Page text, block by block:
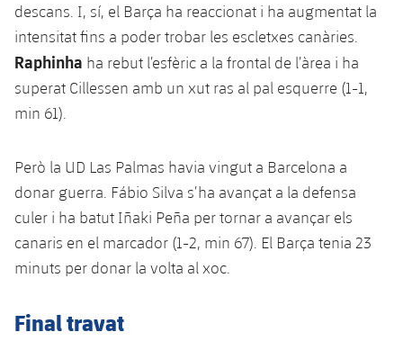
descans. I, sí, el Barça ha reaccionat i ha augmentat la
intensitat fins a poder trobar les escletxes canàries.
Raphinha ha rebut l’esfèric a la frontal de l’àrea i ha
superat Cillessen amb un xut ras al pal esquerre (1-1,
min 61).
Però la UD Las Palmas havia vingut a Barcelona a
donar guerra. Fábio Silva s’ha avançat a la defensa
culer i ha batut Iñaki Peña per tornar a avançar els
canaris en el marcador (1-2, min 67). El Barça tenia 23
minuts per donar la volta al xoc.
Final travat